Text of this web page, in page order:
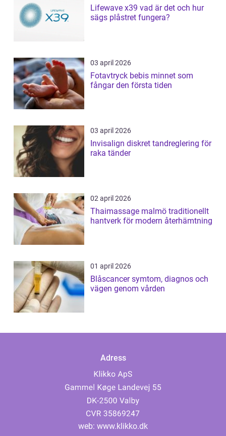
Lifewave x39 vad är det och hur
sägs plåstret fungera?
03 april 2026
Fotavtryck bebis minnet som
fångar den första tiden
03 april 2026
Invisalign diskret tandreglering för
raka tänder
02 april 2026
Thaimassage malmö traditionellt
hantverk för modern återhämtning
01 april 2026
Blåscancer symtom, diagnos och
vägen genom vården
Adress
web: www.klikko.dk